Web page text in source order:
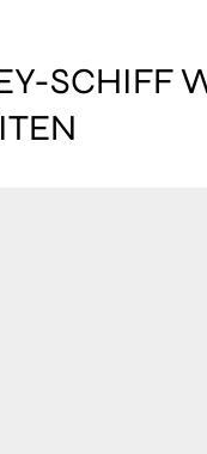
SCHIFF